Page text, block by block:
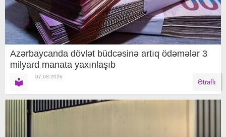
Azərbaycanda dövlət büdcəsinə artıq ödəmələr 3
milyard manata yaxınlaşıb
07.08.2026
Ətraflı